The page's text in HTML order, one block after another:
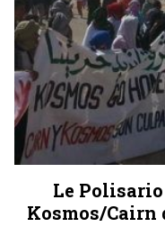
Le
Kosmos/Cairn